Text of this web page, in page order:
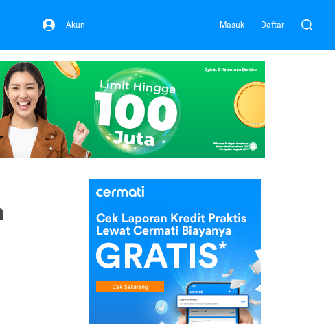
Akun Masuk Daftar